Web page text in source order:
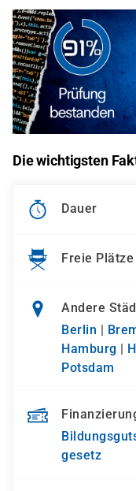
Die wichtigsten
Dauer
Freie Plätze
Andere
Berlin
Hamburg
Potsdam
gesetz